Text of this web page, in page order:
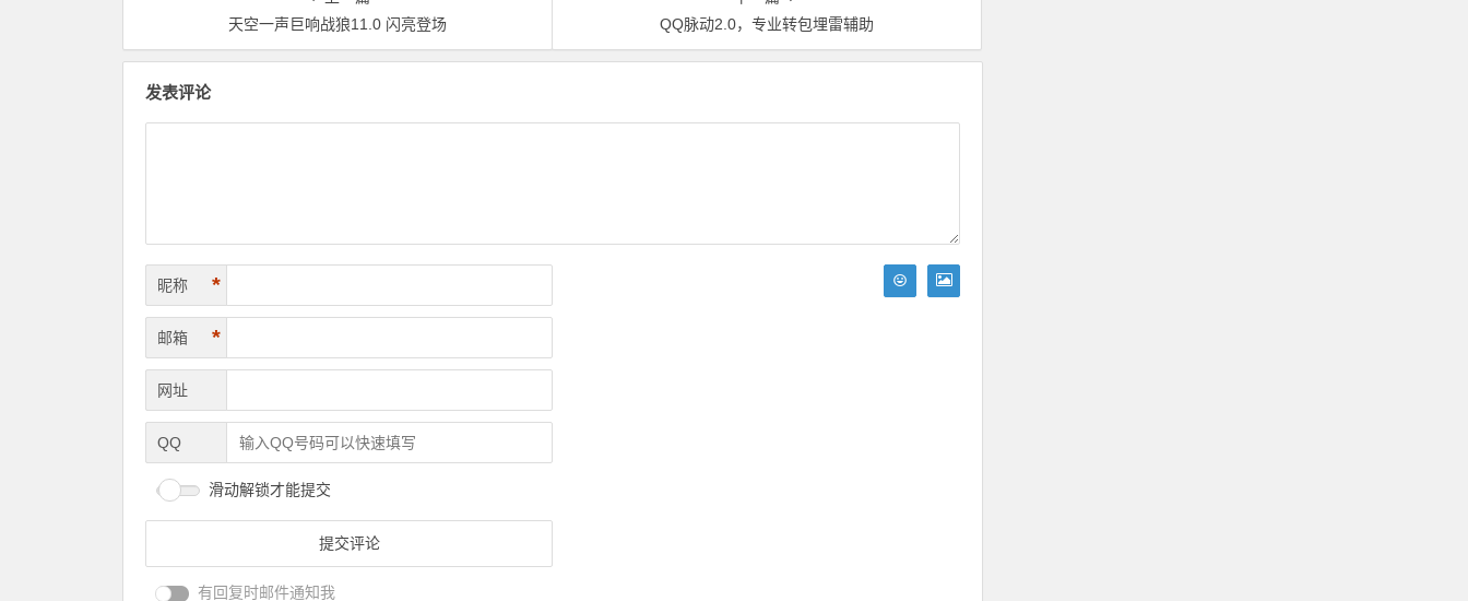
天空一声巨响战狼11.0 闪亮登场
QQ脉动2.0，专业转包埋雷辅助
发表评论
昵称 *
邮箱 *
网址
QQ
滑动解锁才能提交
有回复时邮件通知我